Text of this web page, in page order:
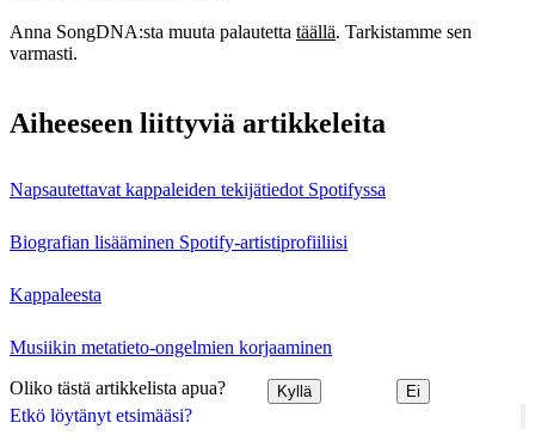
Etkö löytänyt etsimääsi?
Anna SongDNA:sta muuta palautetta täällä. Tarkistamme sen
varmasti.
Aiheeseen liittyviä artikkeleita
Napsautettavat kappaleiden tekijätiedot Spotifyssa
Biografian lisääminen Spotify-artistiprofiiliisi
Kappaleesta
Musiikin metatieto-ongelmien korjaaminen
Oliko tästä artikkelista apua? Kyllä Ei